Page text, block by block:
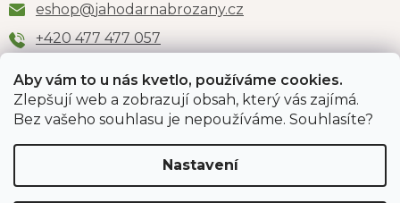
Aby vám to u nás kvetlo, používáme cookies.
Zlepšují web a zobrazují obsah, který vás zajímá.
Bez vašeho souhlasu je nepoužíváme. Souhlasíte?
Nastavení
eshop@jahodarnabrozany.cz
+420 477 477 057
Odběr newsletteru